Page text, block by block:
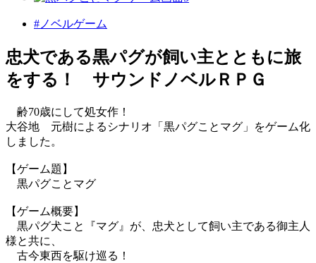
#ノベルゲーム
忠犬である黒パグが飼い主とともに旅
をする！ サウンドノベルＲＰＧ
齢70歳にして処女作！
大谷地 元樹によるシナリオ「黒パグことマグ」をゲーム化
しました。
【ゲーム題】
黒パグことマグ
【ゲーム概要】
黒パグ犬こと『マグ』が、忠犬として飼い主である御主人
様と共に、
古今東西を駆け巡る！